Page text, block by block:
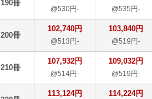
190冊
@530円- @535円-
200冊
102,740円
@513円-
103,840円
@519円-
210冊
107,932円
@514円-
109,032円
@519円-
113,124円 114,224円